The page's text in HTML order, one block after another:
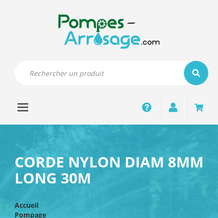
Toggle navigation
Pompage
Arrosage
Robinetterie
CORDE NYLON DIAM 8MM
LONG 30M
Accueil
Pompage